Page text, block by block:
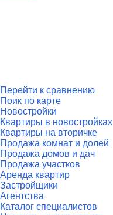
Перейти к сравнению
Поик по карте
Новостройки
Квартиры в новостройках
Квартиры на вторичке
Продажа комнат и долей
Продажа домов и дач
Продажа участков
Аренда квартир
Застройщики
Агентства
Каталог специалистов